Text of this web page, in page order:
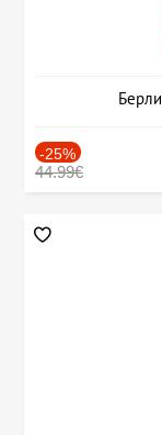
-25%
44.99€